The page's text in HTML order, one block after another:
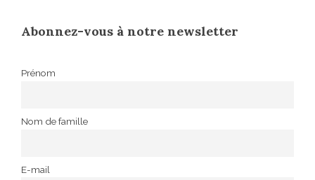
Abonnez-vous à notre newsletter
Prénom
Nom de famille
E-mail